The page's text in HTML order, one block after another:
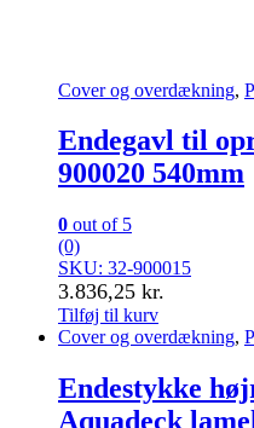
Cover og overdækning,
Endegavl til
900020 540mm
0 out of 5
(0)
SKU: 32-900015
3.836,25 kr.
Tilføj til kurv
Cover og overdækning,
Endestykke
Aquadeck